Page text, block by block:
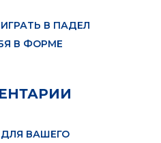
В ПАДЕЛ
В ФОРМЕ
ВАШЕГО